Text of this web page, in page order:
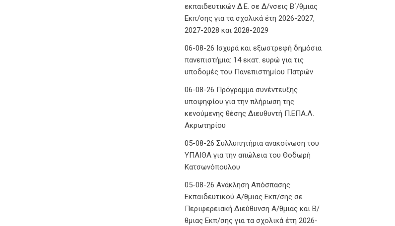
εκπαιδευτικών Δ.Ε. σε Δ/νσεις Β΄/θμιας
Εκπ/σης για τα σχολικά έτη 2026-2027,
2027-2028 και 2028-2029
06-08-26 Ισχυρά και εξωστρεφή δημόσια
πανεπιστήμια: 14 εκατ. ευρώ για τις
υποδομές του Πανεπιστημίου Πατρών
06-08-26 Πρόγραμμα συνέντευξης
υποψηφίου για την πλήρωση της
κενούμενης θέσης Διευθυντή Π.ΕΠΑ.Λ.
Ακρωτηρίου
05-08-26 Συλλυπητήρια ανακοίνωση του
ΥΠΑΙΘΑ για την απώλεια του Θοδωρή
Κατσωνόπουλου
05-08-26 Ανάκληση Απόσπασης
Εκπαιδευτικού Α/θμιας Εκπ/σης σε
Περιφερειακή Διεύθυνση Α/θμιας και Β/
θμιας Εκπ/σης για τα σχολικά έτη 2026-